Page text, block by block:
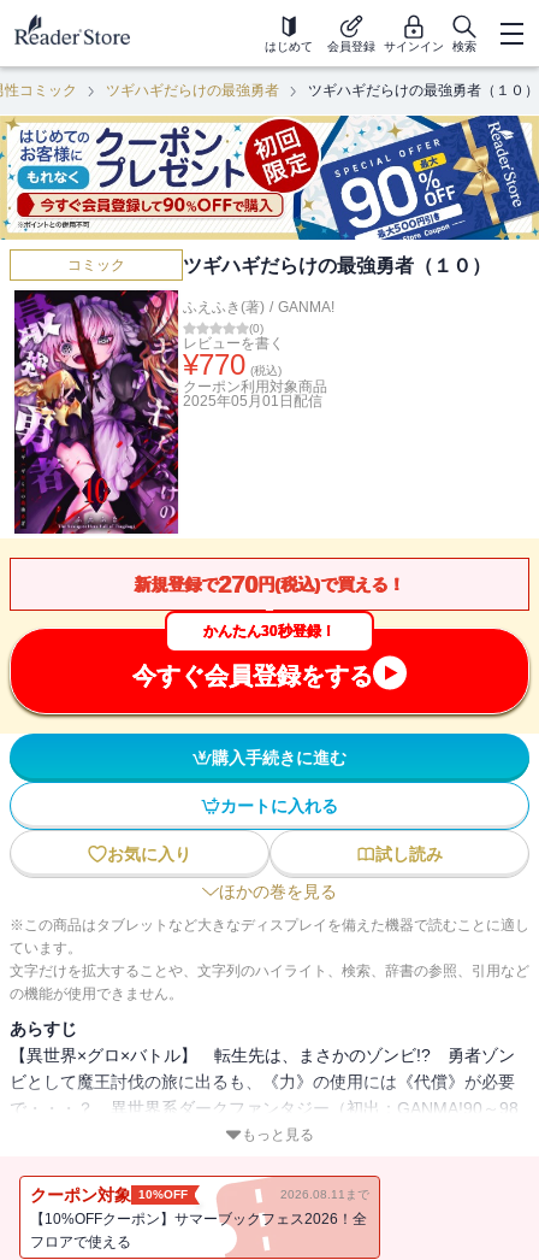
はじめて 会員登録 サインイン 検索
性コミック ツギハギだらけの最強勇者 ツギハギだらけの最強勇者（１０）
コミック ツギハギだらけの最強勇者（１０）
ふえふき(著) / GANMA!
(0)
レビューを書く
¥770 (税込)
クーポン利用対象商品
2025年05月01日 配信
新規登録で270円(税込)で買える！
かんたん30秒登録！
今すぐ会員登録をする
購入手続きに進む
カートに入れる
お気に入り
試し読み
ほかの巻を見る
※この商品はタブレットなど大きなディスプレイを備えた機器で読むことに適し
ています。
文字だけを拡大することや、文字列のハイライト、検索、辞書の参照、引用など
の機能が使用できません。
あらすじ
【異世界×グロ×バトル】 転生先は、まさかのゾンビ!? 勇者ゾン
ビとして魔王討伐の旅に出るも、《力》の使用には《代償》が必要
で・・・？ 異世界系ダークファンタジー（初出：GANMA!90～98
もっと見る
クーポン対象 10%OFF 2026.08.11まで
【10%OFFクーポン】サマーブックフェス2026！全
フロアで使える